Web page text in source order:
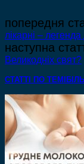
попередня
лікарні –
наступна
Великодніх свят?
СТАТТІ ПО ТЕМІ